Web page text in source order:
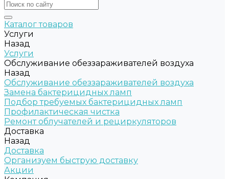
Каталог товаров
Услуги
Назад
Услуги
Обслуживание обеззараживателей воздуха
Назад
Обслуживание обеззараживателей воздуха
Замена бактерицидных ламп
Подбор требуемых бактерицидных ламп
Профилактическая чистка
Ремонт облучателей и рециркуляторов
Доставка
Назад
Доставка
Организуем быструю доставку
Акции